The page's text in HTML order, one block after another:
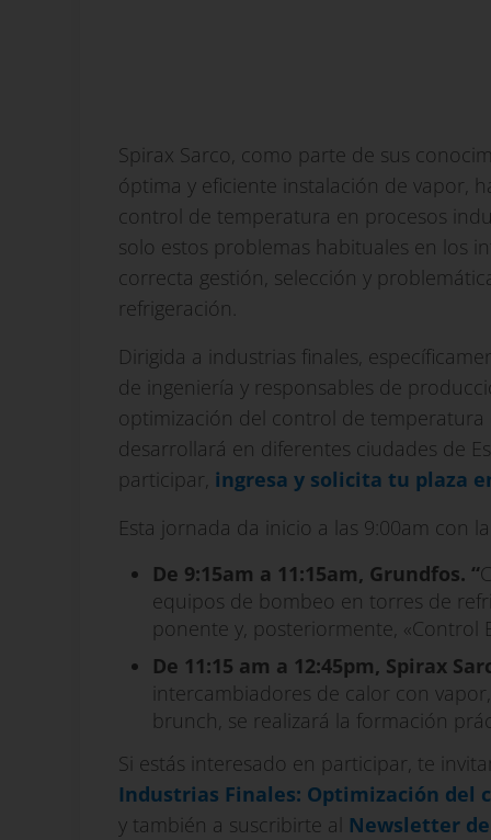
Spirax Sarco, como parte de sus
óptima y eficiente instalación de vapor,
control de temperatura en procesos
solo estos problemas habituales en los
correcta gestión, selección y
refrigeración.
Dirigida a industrias finales,
de ingeniería y responsables de
optimización del control de temperatura
desarrollará en diferentes ciudades de
participar, ingresa y solicita tu plaza
Esta jornada da inicio a las 9:00am con
De 9:15am a 11:15am, Grundfos. “
equipos de bombeo en torres de
ponente y, posteriormente, «Control
De 11:15 am a 12:45pm, Spirax
intercambiadores de calor con
brunch, se realizará la formación
Si estás interesado en participar, te
Industrias Finales: Optimización del
y también a suscribirte al Newsletter